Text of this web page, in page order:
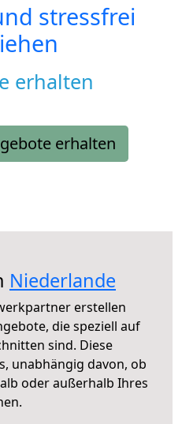
stressfrei
erhalten
erhalten
Niederlande
erstellen
die speziell auf
sind. Diese
unabhängig davon, ob
oder außerhalb Ihres